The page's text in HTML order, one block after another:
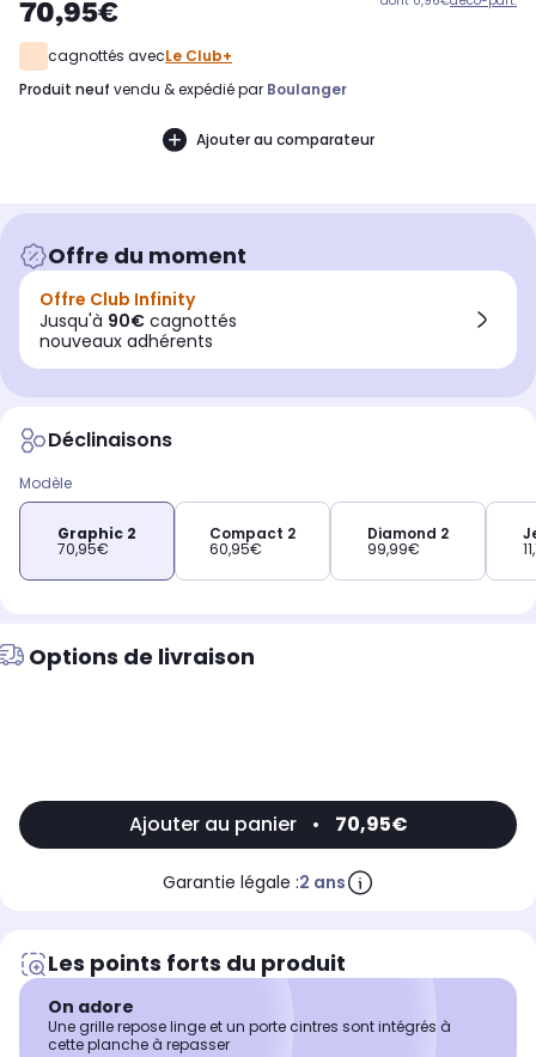
70,95€
cagnottés avecLe Club+
produit neuf vendu & expédié par Boulanger
Ajouter au comparateur
Offre du moment
Offre Club Infinity
Jusqu'à 90€ cagnottés
nouveaux adhérents
Déclinaisons
Modèle
Graphic 2
70,95€
Compact 2
60,95€
Diamond 2
99,99€
Options de livraison
Ajouter au panier • 70,95€
Garantie légale :2 ans
Les points forts du produit
On adore
Une grille repose linge et un porte cintres sont intégrés à
cette planche à repasser